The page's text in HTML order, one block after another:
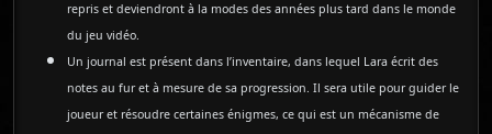
repris et deviendront à la modes des années plus tard dans le monde
du jeu vidéo.
Un journal est présent dans l’inventaire, dans lequel Lara écrit des
notes au fur et à mesure de sa progression. Il sera utile pour guider le
joueur et résoudre certaines énigmes, ce qui est un mécanisme de